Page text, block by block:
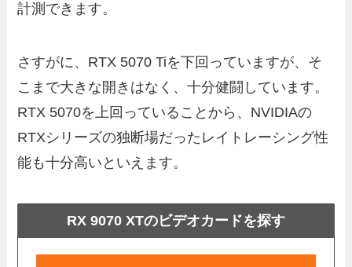
計測できます。
さすがに、RTX 5070 Tiを下回っていますが、そ
こまで大きな開きはなく、十分健闘しています。
RTX 5070を上回っていることから、NVIDIAの
RTXシリーズの独断場だったレイトレーシング性
能も十分高いといえます。
RX 9070 XTのビデオカードを探す